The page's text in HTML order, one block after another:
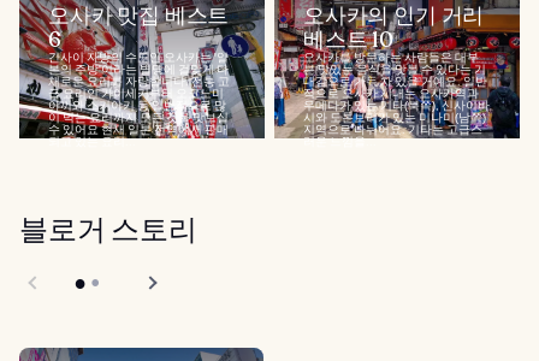
오사카 맛집 베스트
6
간사이 자방의 수도인 오사카는 '일
본의 주방'이라는 별명에 걸맞게 다
채로운 요리를 자랑합니다. 전통 고
급 요리인 가이세키부터 오코노미
야끼와 스키야키 등 일반적으로 많
이 먹는 요리까지 모든 것을 맛보실
수 있어요 현재 일본 전역에서 판매
되고 있는 요리...
오사카의 인기 거리
베스트 10
오사카를 방문하는 사람들은 대부
분 맛있는 음식을 맛볼 수 있다는 기
대감으로 가득 차 있을 거예요. 일반
적으로 오사카 시내는 오사카역과
우메다가 있는 기타(북쪽), 신사이바
시와 도톤보리가 있는 미나미(남쪽)
지역으로 나뉘어요. 기타는 고급스
러운 느낌을...
블로거 스토리